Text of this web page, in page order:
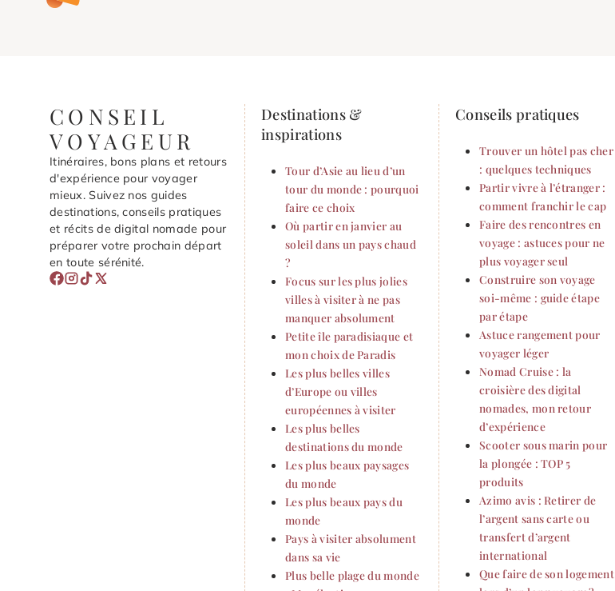
CONSEIL
VOYAGEUR
Itinéraires, bons plans et retours
d'expérience pour voyager
mieux. Suivez nos guides
destinations, conseils pratiques
et récits de digital nomade pour
préparer votre prochain départ
en toute sérénité.
Destinations &
inspirations
Tour d’Asie au lieu d’un
tour du monde : pourquoi
faire ce choix
Où partir en janvier au
soleil dans un pays chaud
?
Focus sur les plus jolies
villes à visiter à ne pas
manquer absolument
Petite île paradisiaque et
mon choix de Paradis
Les plus belles villes
d’Europe ou villes
européennes à visiter
Les plus belles
destinations du monde
Les plus beaux paysages
du monde
Les plus beaux pays du
monde
Pays à visiter absolument
dans sa vie
Plus belle plage du monde
Conseils pratiques
Trouver un hôtel pas cher
: quelques techniques
Partir vivre à l’étranger :
comment franchir le cap
Faire des rencontres en
voyage : astuces pour ne
plus voyager seul
Construire son voyage
soi-même : guide étape
par étape
Astuce rangement pour
voyager léger
Nomad Cruise : la
croisière des digital
nomades, mon retour
d’expérience
Scooter sous marin pour
la plongée : TOP 5
produits
Azimo avis : Retirer de
l’argent sans carte ou
transfert d’argent
international
Que faire de son logement